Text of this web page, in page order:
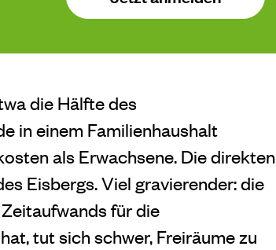
die Hälfte des
in einem Familienhaushalt
als Erwachsene. Die direkten
Eisbergs. Viel gravierender: die
für die
tut sich schwer, Freiräume zu